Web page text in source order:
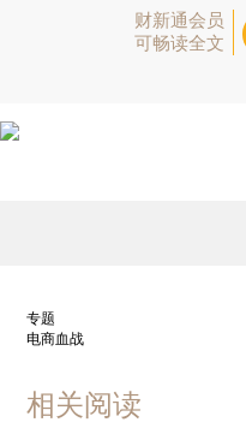
财新通会员
可畅读全文
专题
电商血战
相关阅读